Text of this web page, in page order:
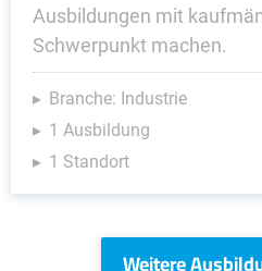
Ausbildungen mit
Schwerpunkt machen.
Branche: Industrie
1 Ausbildung
1 Standort